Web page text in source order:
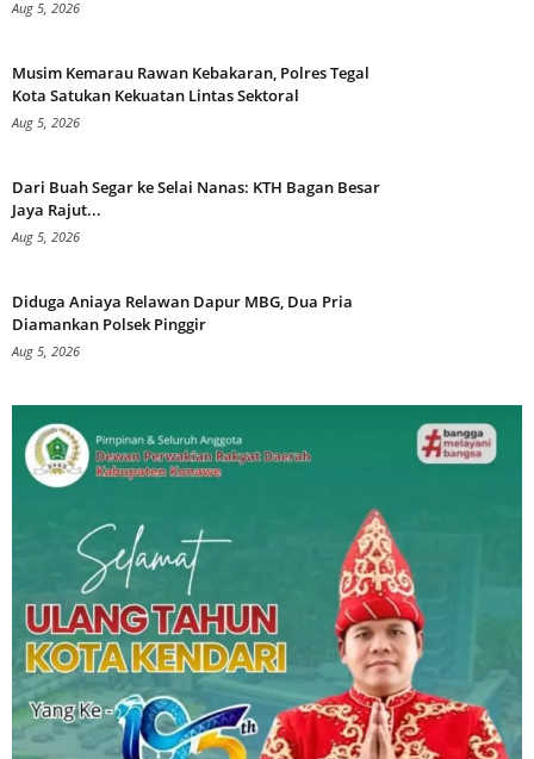
Aug 5, 2026
Musim Kemarau Rawan Kebakaran, Polres Tegal
Kota Satukan Kekuatan Lintas Sektoral
Aug 5, 2026
Dari Buah Segar ke Selai Nanas: KTH Bagan Besar
Jaya Rajut...
Aug 5, 2026
Diduga Aniaya Relawan Dapur MBG, Dua Pria
Diamankan Polsek Pinggir
Aug 5, 2026